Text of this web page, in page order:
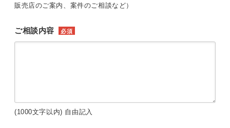
販売店のご案内、案件のご相談など）
ご相談内容 必須
(1000文字以内) 自由記入